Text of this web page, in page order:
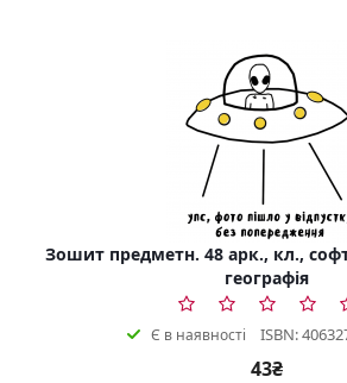
Зошит предметн. 48 арк., кл.,
географія
Є в наявності ISBN:
43₴